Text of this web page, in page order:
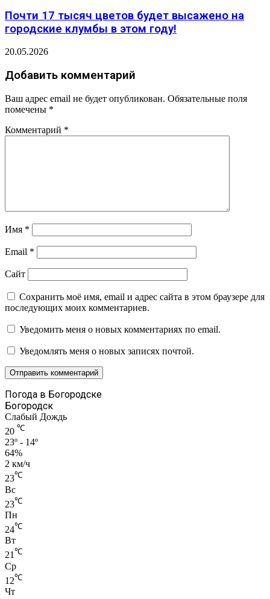
Почти 17 тысяч цветов будет высажено на
городские клумбы в этом году!
20.05.2026
Добавить комментарий
Ваш адрес email не будет опубликован. Обязательные поля
помечены *
Комментарий *
Имя *
Email *
Сайт
Сохранить моё имя, email и адрес сайта в этом браузере для
последующих моих комментариев.
Уведомить меня о новых комментариях по email.
Уведомлять меня о новых записях почтой.
Погода в Богородске
Богородск
Слабый Дождь
20 ℃
23º - 14º
64%
2 км/ч
23℃
Вс
23℃
Пн
24℃
Вт
21℃
Ср
12℃
Чт